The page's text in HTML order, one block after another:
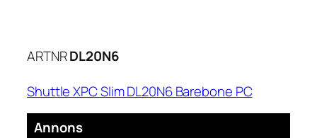
ARTNRDL20N6
Shuttle XPC Slim DL20N6 Barebone PC
Annons